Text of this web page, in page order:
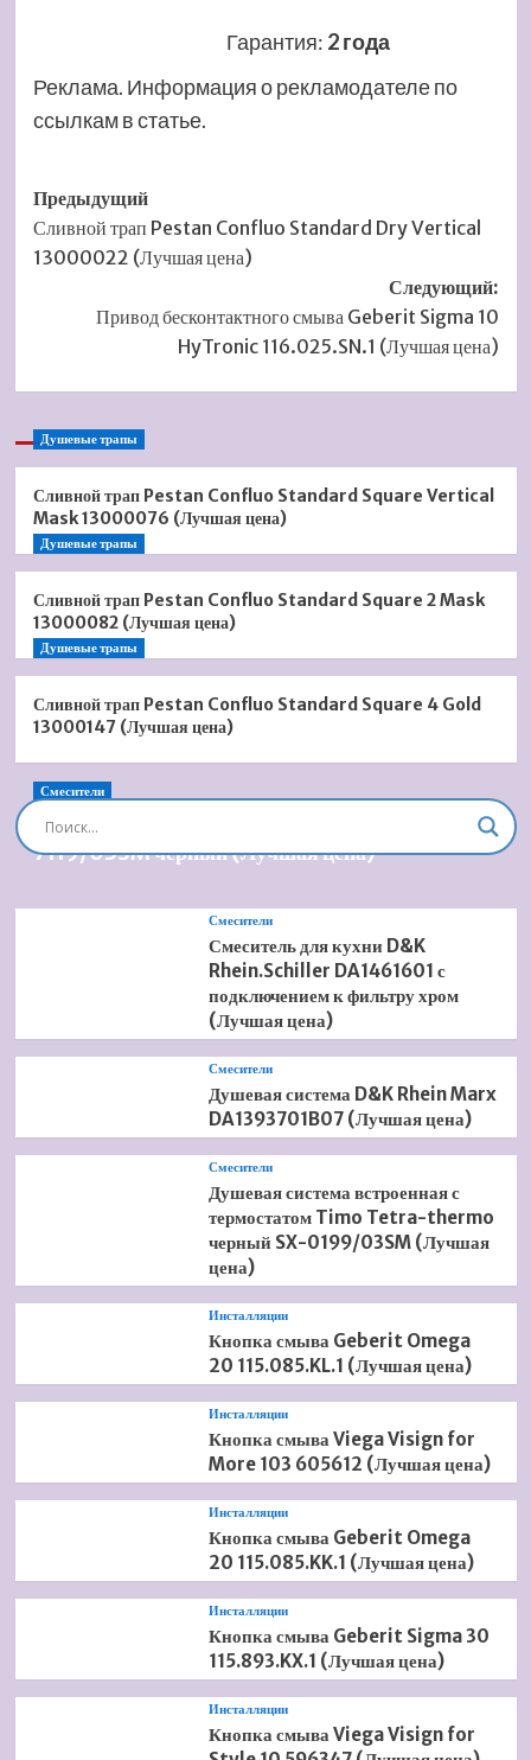
Гарантия: 2 года
Реклама. Информация о рекламодателе по
ссылкам в статье.
Навигация
записи
Предыдущий
Сливной трап Pestan Confluo Standard Dry Vertical
13000022 (Лучшая цена)
Следующий:
Привод бесконтактного смыва Geberit Sigma 10
HyTronic 116.025.SN.1 (Лучшая цена)
Душевые трапы
Сливной трап Pestan Confluo Standard Square Vertical
Mask 13000076 (Лучшая цена)
Душевые трапы
Сливной трап Pestan Confluo Standard Square 2 Mask
13000082 (Лучшая цена)
Душевые трапы
Сливной трап Pestan Confluo Standard Square 4 Gold
13000147 (Лучшая цена)
Смесители
Душевая система встроенная Timo Briana SX-
7119/03SM черный (Лучшая цена)
Смесители
Смеситель для кухни D&K
Rhein.Schiller DA1461601 с
подключением к фильтру хром
(Лучшая цена)
Смесители
Душевая система D&K Rhein Marx
DA1393701B07 (Лучшая цена)
Смесители
Душевая система встроенная с
термостатом Timo Tetra-thermo
черный SX-0199/03SM (Лучшая
цена)
Инсталляции
Кнопка смыва Geberit Omega
20 115.085.KL.1 (Лучшая цена)
Инсталляции
Кнопка смыва Viega Visign for
More 103 605612 (Лучшая цена)
Инсталляции
Кнопка смыва Geberit Omega
20 115.085.KK.1 (Лучшая цена)
Инсталляции
Кнопка смыва Geberit Sigma 30
115.893.KX.1 (Лучшая цена)
Инсталляции
Кнопка смыва Viega Visign for